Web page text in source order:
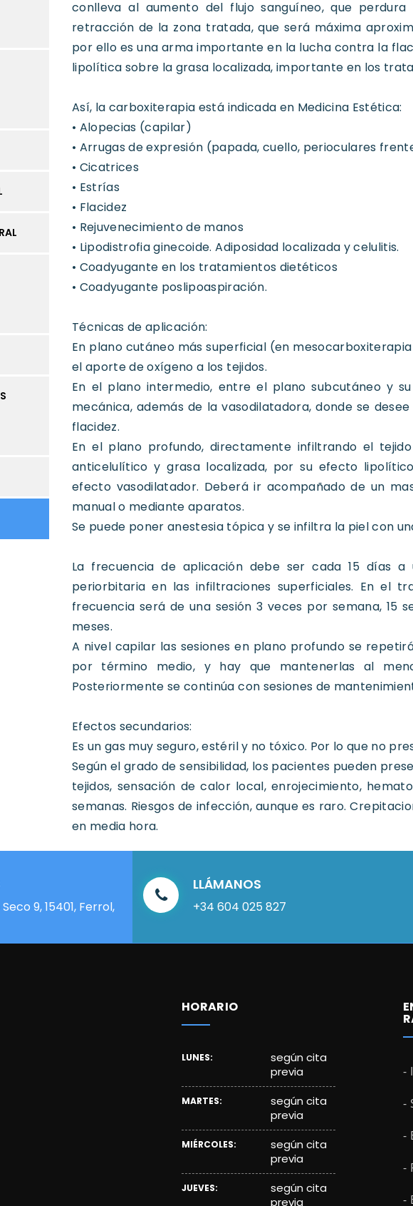
conlleva al aumento del flujo sanguíneo, que
retracción de la zona tratada, que será máxima
por ello es una arma importante en la lucha contra la
lipolítica sobre la grasa localizada, importante en los
Así, la carboxiterapia está indicada en Medicina Estética:
• Alopecias (capilar)
• Arrugas de expresión (papada, cuello, perioculares
• Cicatrices
• Estrías
• Flacidez
• Rejuvenecimiento de manos
• Lipodistrofia ginecoide. Adiposidad localizada y celulitis.
• Coadyugante en los tratamientos dietéticos
• Coadyugante poslipoaspiración.
Técnicas de aplicación:
En plano cutáneo más superficial (en
el aporte de oxígeno a los tejidos.
En el plano intermedio, entre el plano subcutáneo y
mecánica, además de la vasodilatadora, donde se
flacidez.
En el plano profundo, directamente infiltrando el
anticelulítico y grasa localizada, por su efecto
efecto vasodilatador. Deberá ir acompañado de un
manual o mediante aparatos.
Se puede poner anestesia tópica y se infiltra la piel con
La frecuencia de aplicación debe ser cada 15 días
periorbitaria en las infiltraciones superficiales. En el
frecuencia será de una sesión 3 veces por semana, 15
meses.
A nivel capilar las sesiones en plano profundo se
por término medio, y hay que mantenerlas al
Posteriormente se continúa con sesiones de
Efectos secundarios:
Es un gas muy seguro, estéril y no tóxico. Por lo que no
Según el grado de sensibilidad, los pacientes pueden
tejidos, sensación de calor local, enrojecimiento,
semanas. Riesgos de infección, aunque es raro.
en media hora.
9, 15401, Ferrol,
LLÁMANOS
+34 604 025 827
HORARIO
LUNES:
según cita
previa
MARTES:
según cita
previa
MIÉRCOLES:
según cita
previa
JUEVES:
según cita
previa
-
-
-
-
-